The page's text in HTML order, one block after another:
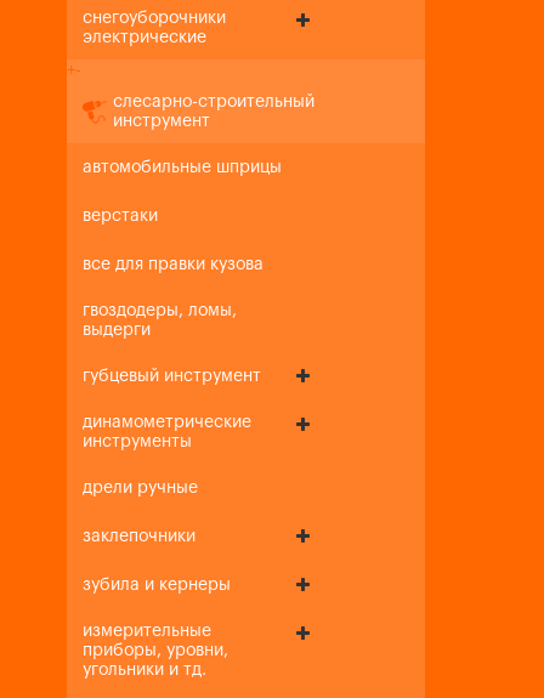
снегоуборочники
электрические
+-
слесарно-строительный
инструмент
автомобильные шприцы
верстаки
все для правки кузова
гвоздодеры, ломы,
выдерги
губцевый инструмент
динамометрические
инструменты
дрели ручные
заклепочники
зубила и кернеры
измерительные
приборы, уровни,
угольники и тд.